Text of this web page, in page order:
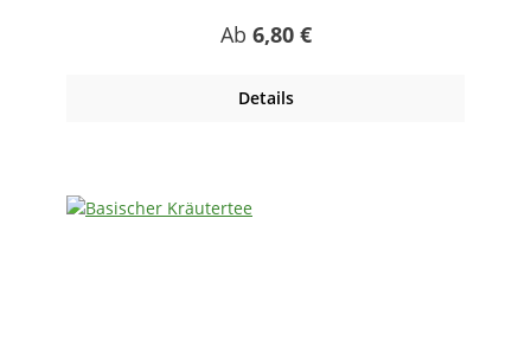
Regulärer Preis:
Ab 6,80 €
Details